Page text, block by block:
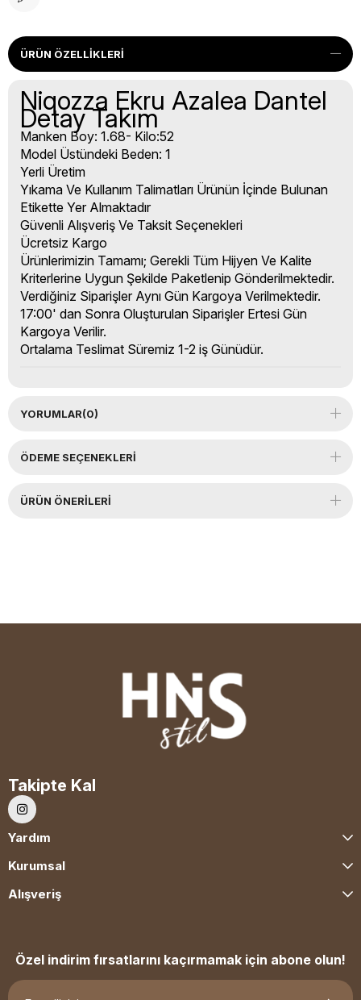
ÜRÜN ÖZELLIKLERI
Niqozza Ekru Azalea Dantel
Detay Takım
Manken Boy: 1.68- Kilo:52
Model Üstündeki Beden: 1
Yerli Üretim
Yıkama Ve Kullanım Talimatları Ürünün İçinde Bulunan
Etikette Yer Almaktadır
Güvenli Alışveriş Ve Taksit Seçenekleri
Ücretsiz Kargo
Ürünlerimizin Tamamı; Gerekli Tüm Hijyen Ve Kalite
Kriterlerine Uygun Şekilde Paketlenip Gönderilmektedir.
Verdiğiniz Siparişler Aynı Gün Kargoya Verilmektedir.
17:00' dan Sonra Oluşturulan Siparişler Ertesi Gün
Kargoya Verilir.
Ortalama Teslimat Süremiz 1-2 iş Günüdür.
YORUMLAR(0)
ÖDEME SEÇENEKLERI
ÜRÜN ÖNERILERI
Takipte Kal
Yardım
Kurumsal
Alışveriş
Özel indirim fırsatlarını kaçırmamak için abone olun!